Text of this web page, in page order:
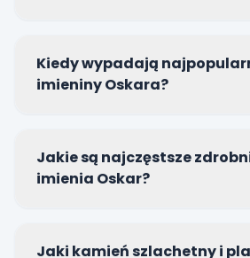
oznacza 'włócznię bożą' lub 'bożą
nawiązuje do męstwa i boskiej
Kiedy wypadają
imieniny Oskara?
obchodzone są 3 lutego, czyli w
(Oskara), Apostoła Północy.
Jakie są najczęstsze
imienia Oskar?
Jaki kamień szlachetny i